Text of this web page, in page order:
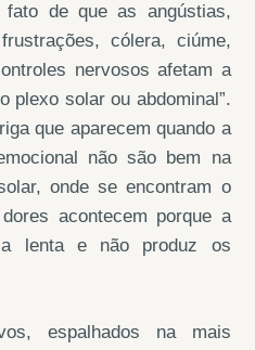
de que as angústias,
cólera, ciúme,
nervosos afetam a
plexo solar ou abdominal”.
que aparecem quando a
não são bem na
onde se encontram o
acontecem porque a
lenta e não produz os
espalhados na mais